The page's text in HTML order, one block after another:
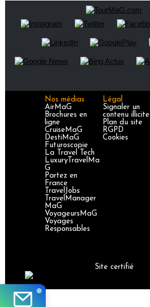
Nos médias
AirMaG
Brochures en
ligne
CruiseMaG
DestiMaG
Futuroscopie
La Travel Tech
LuxuryTravelMa
G
Partez en
France
TravelJobs
TravelManager
MaG
VoyageursMaG
Voyages
Responsables
Légal
Signaler un
contenu illicite
Plan du site
RGPD
Cookies
Site certifié